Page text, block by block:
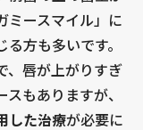
ミースマイル」に
方も多いです。
、唇が上がりすぎ
もありますが、
した治療が必要に